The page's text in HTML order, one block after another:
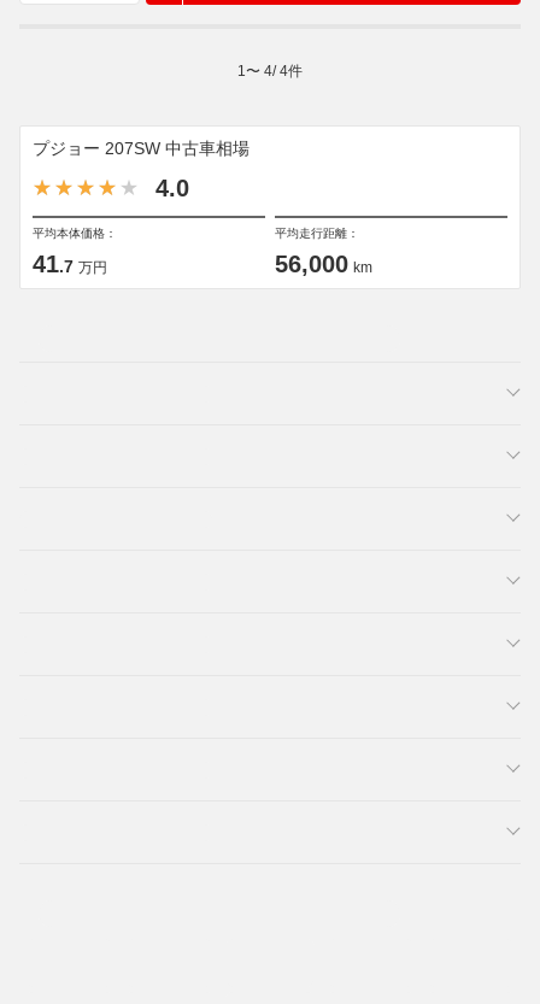
1 〜 4/4件
プジョー 207SW 中古車相場
4.0
平均本体価格：
41.7 万円
平均走行距離：
56,000 km